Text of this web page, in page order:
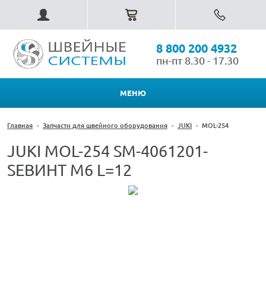
8 800 200 4932
пн-пт 8.30 - 17.30
МЕНЮ
Главная - Запчасти для швейного оборудования - JUKI - MOL-254
JUKI MOL-254 SM-4061201-
SEВИНТ M6 L=12